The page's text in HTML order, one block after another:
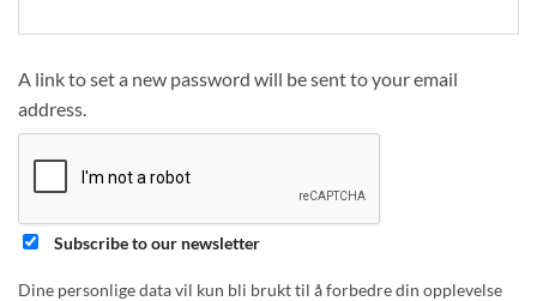
A link to set a new password will be sent to your email
address.
Subscribe to our newsletter
Dine personlige data vil kun bli brukt til å forbedre din opplevelse